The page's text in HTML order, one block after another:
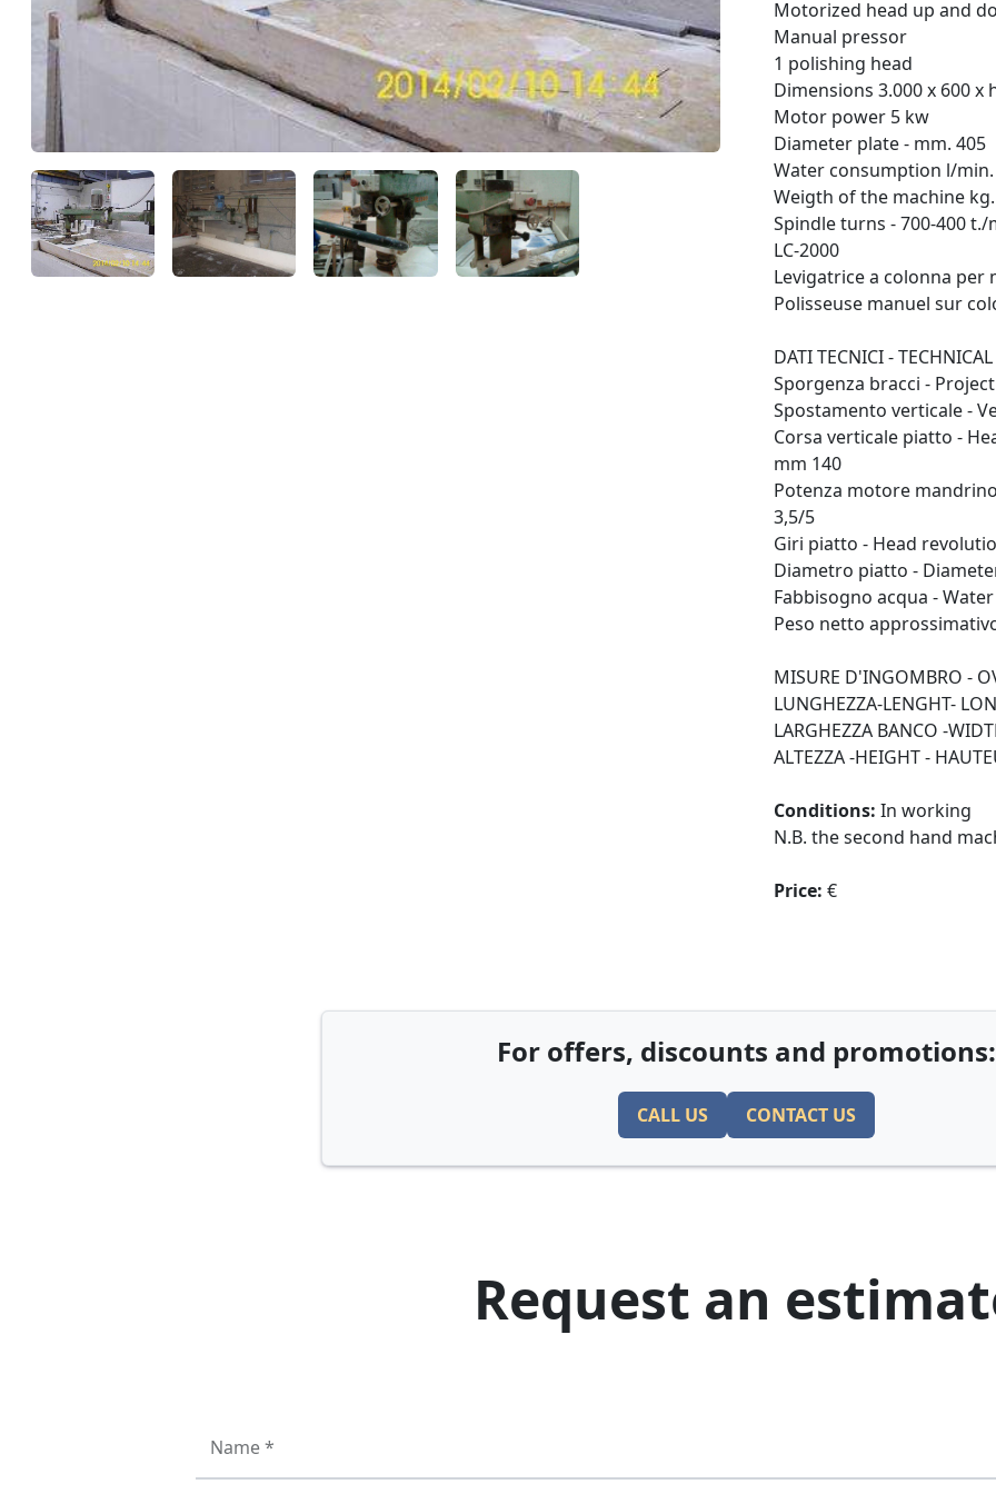
Motorized head up and
Manual pressor
1 polishing head
Dimensions 3.000 x 600 x
Motor power 5 kw
Diameter plate - mm. 405
Water consumption l/min.
Weigth of the machine
Spindle turns - 700-400 t./
LC-2000
Levigatrice a colonna
Polisseuse manuel sur
DATI TECNICI -
Sporgenza bracci -
Spostamento verticale -
Corsa verticale piatto -
mm 140
Potenza motore
3,5/5
Giri piatto - Head
Diametro piatto -
Fabbisogno acqua -
Peso netto
MISURE D'INGOMBRO -
LUNGHEZZA-LENGHT-
LARGHEZZA BANCO -
ALTEZZA -HEIGHT -
Conditions: In working
N.B. the second hand
Price: €
For offers, discounts and promotions:
CALL US CONTACT US
Request an
Name *